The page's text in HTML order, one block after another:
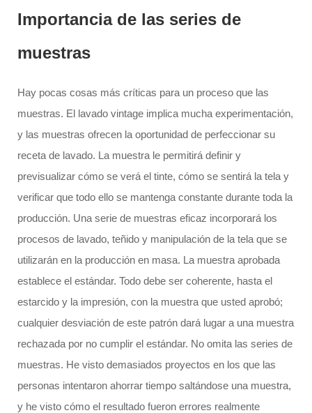
Importancia de las series de
muestras
Hay pocas cosas más críticas para un proceso que las
muestras. El lavado vintage implica mucha experimentación,
y las muestras ofrecen la oportunidad de perfeccionar su
receta de lavado. La muestra le permitirá definir y
previsualizar cómo se verá el tinte, cómo se sentirá la tela y
verificar que todo ello se mantenga constante durante toda la
producción. Una serie de muestras eficaz incorporará los
procesos de lavado, teñido y manipulación de la tela que se
utilizarán en la producción en masa. La muestra aprobada
establece el estándar. Todo debe ser coherente, hasta el
estarcido y la impresión, con la muestra que usted aprobó;
cualquier desviación de este patrón dará lugar a una muestra
rechazada por no cumplir el estándar. No omita las series de
muestras. He visto demasiados proyectos en los que las
personas intentaron ahorrar tiempo saltándose una muestra,
y he visto cómo el resultado fueron errores realmente